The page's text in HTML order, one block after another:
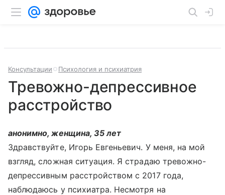
Консультации Психология и психиатрия
Тревожно-депрессивное
расстройство
анонимно, женщина, 35 лет
Здравствуйте, Игорь Евгеньевич. У меня, на мой
взгляд, сложная ситуация. Я страдаю тревожно-
депрессивным расстройством с 2017 года,
наблюдаюсь у психиатра. Несмотря на